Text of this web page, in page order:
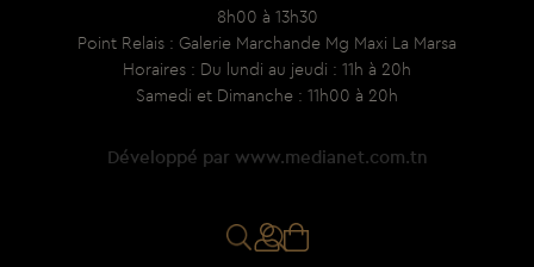
RECHERCHE
8h00 à 13h30
Point Relais : Galerie Marchande Mg Maxi La Marsa
Horaires : Du lundi au jeudi : 11h à 20h
Samedi et Dimanche : 11h00 à 20h
Développé par www.medianet.com.tn